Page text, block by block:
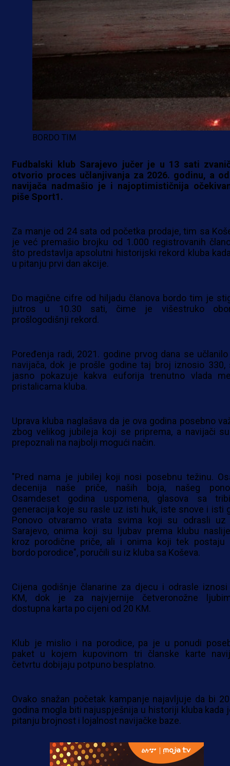
BORDO TIM
Fudbalski klub Sarajevo jučer je u 13 sati
otvorio proces učlanjivanja za 2026. godinu, a
navijača nadmašio je i najoptimističnija
piše Sport1.
Za manje od 24 sata od početka prodaje, tim sa
je već premašio brojku od 1.000 registrovanih
što predstavlja apsolutni historijski rekord kluba
u pitanju prvi dan akcije.
Do magične cifre od hiljadu članova bordo tim je
jutros u 10.30 sati, čime je višestruko
prošlogodišnji rekord.
Poređenja radi, 2021. godine prvog dana se
navijača, dok je prošle godine taj broj iznosio 330,
jasno pokazuje kakva euforija trenutno vlada
pristalicama kluba.
Uprava kluba naglašava da je ova godina posebno
zbog velikog jubileja koji se priprema, a navijači
prepoznali na najbolji mogući način.
"Pred nama je jubilej koji nosi posebnu težinu.
decenija naše priče, naših boja, našeg
Osamdeset godina uspomena, glasova sa
generacija koje su rasle uz isti huk, iste snove i isti
Ponovo otvaramo vrata svima koji su odrasli uz
Sarajevo, onima koji su ljubav prema klubu
kroz porodične priče, ali i onima koji tek postaju
bordo porodice", poručili su iz kluba sa Koševa.
Cijena godišnje članarine za djecu i odrasle
KM, dok je za najvjernije četveronožne
dostupna karta po cijeni od 20 KM.
Klub je mislio i na porodice, pa je u ponudi
paket u kojem kupovinom tri članske karte
četvrtu dobijaju potpuno besplatno.
Ovako snažan početak kampanje najavljuje da bi
godina mogla biti najuspješnija u historiji kluba kada
pitanju brojnost i lojalnost navijačke baze.